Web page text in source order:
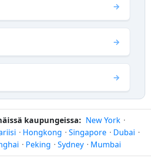
kaupungeissa: New York ·
· Hongkong · Singapore · Dubai ·
· Peking · Sydney · Mumbai